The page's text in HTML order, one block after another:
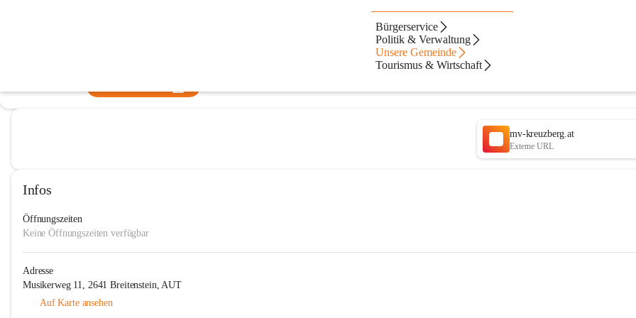
Bürgerservice
Politik & Verwaltung
Unsere Gemeinde
Tourismus & Wirtschaft
mv-kreuzberg.at
Externe URL
Infos
Öffnungszeiten
Keine Öffnungszeiten verfügbar
Adresse
Musikerweg 11, 2641 Breitenstein, AUT
Auf Karte ansehen